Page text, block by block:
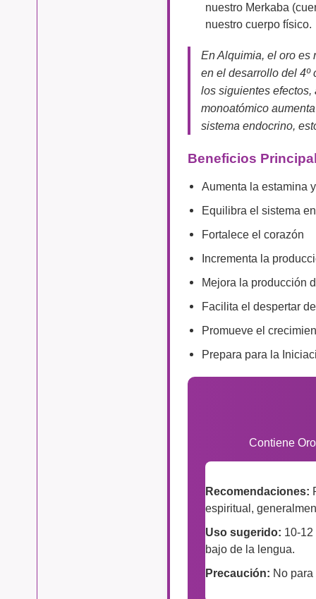
nuestro Merkaba
nuestro cuerpo físico.
En Alquimia, el oro es
en el desarrollo del 4º
los siguientes
monoatómico
sistema endocrino,
Beneficios
Aumenta la estamina
Equilibra el sistema
Fortalece el corazón
Incrementa la
Mejora la producción
Facilita el despertar
Promueve el
Prepara para la
Contiene
Recomendaciones:
espiritual,
Uso sugerido: 10-
bajo de la lengua.
Precaución: No